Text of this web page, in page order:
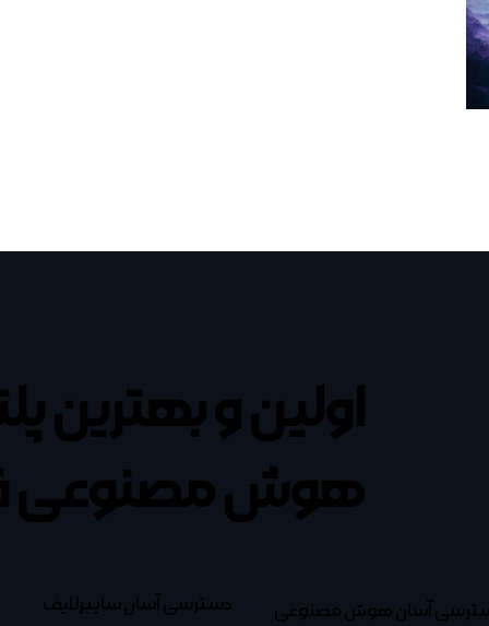
اولین و بهترین
هوش مصنوعی
آسان هوش مصنوعی دسترسی آسان سایبرلایف